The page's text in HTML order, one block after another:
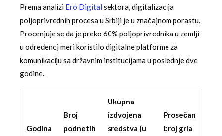
Prema analizi Ero Digital sektora, digitalizacija
poljoprivrednih procesa u Srbiji je u značajnom porastu.
Procenjuje se da je preko 60% poljoprivrednika u zemlji
u određenoj meri koristilo digitalne platforme za
komunikaciju sa državnim institucijama u poslednje dve
godine.
Godina
Broj
podnetih
Ukupna
izdvojena
sredstva (u
Prosečan
broj grla